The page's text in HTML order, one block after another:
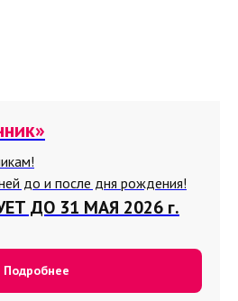
до и после дня рождения!
ДО 31 МАЯ 2026 г.
Подробнее